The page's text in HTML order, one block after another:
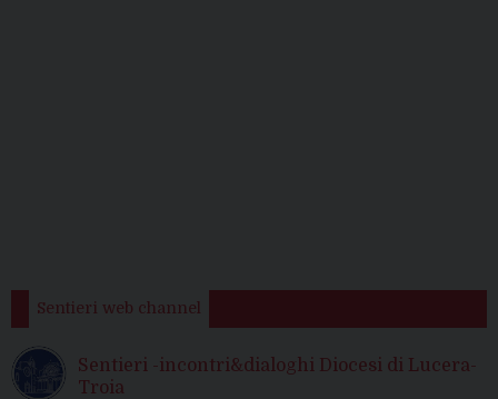
Sentieri web channel
Sentieri -incontri&dialoghi Diocesi di Lucera-
Troia